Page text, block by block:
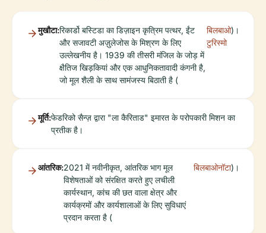
मुखौटा:रिकार्डो बस्टिडा का डिज़ाइन कृत्रिम पत्थर, ईंट
और सजावटी अज़ुलेजोस के मिश्रण के लिए
उल्लेखनीय है। 1939 की तीसरी मंजिल के जोड़ में
क्षैतिज खिड़कियां और एक आधुनिकतावादी कंगनी है,
जो मूल शैली के साथ सामंजस्य बिठाती है (
बिलबाओ
टुरिस्मो
)।
मूर्ति:फेडरिको सैन्ज़ द्वारा "ला कैरिताड" इमारत के परोपकारी मिशन का
प्रतीक है।
आंतरिक:2021 में नवीनीकृत, आंतरिक भाग मूल
विशेषताओं को संरक्षित करते हुए लचीली
कार्यस्थान, कांच की छत वाला क्षेत्र और
कार्यक्रमों और कार्यशालाओं के लिए सुविधाएं
प्रदान करता है (
बिलबाओनॉटा)।